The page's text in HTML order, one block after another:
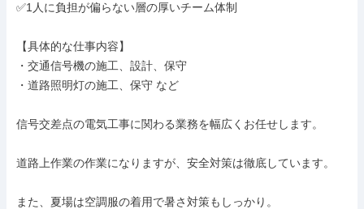
✅1人に負担が偏らない層の厚いチーム体制
【具体的な仕事内容】
・交通信号機の施工、設計、保守
・道路照明灯の施工、保守 など
信号交差点の電気工事に関わる業務を幅広くお任せします。
道路上作業の作業になりますが、安全対策は徹底しています。
また、夏場は空調服の着用で暑さ対策もしっかり。